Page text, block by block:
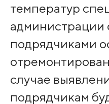
температур
администрации
подрядчиками
случае
подрядчикам